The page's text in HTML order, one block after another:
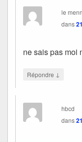
le menn
dans
ne sais pas moi
Répondre ↓
hbcd
dans